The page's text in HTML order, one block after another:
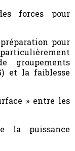
forces pour
pour
groupements
et la faiblesse
» entre les
la puissance